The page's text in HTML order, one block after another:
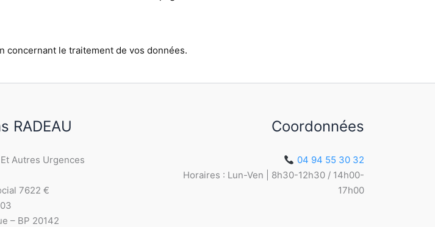
concernant le traitement de vos données.
RADEAU
Autres Urgences
7622 €
– BP 20142
Coordonnées
04 94 55 30 32
Horaires : Lun-Ven | 8h30-12h30 / 14h00-
17h00